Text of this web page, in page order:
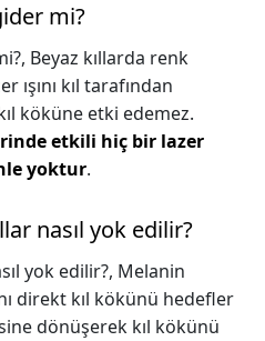
mi?
Beyaz kıllarda renk
ışını kıl tarafından
köküne etki edemez.
etkili hiç bir lazer
yoktur.
nasıl yok edilir?
yok edilir?, Melanin
direkt kıl kökünü hedefler
dönüşerek kıl kökünü